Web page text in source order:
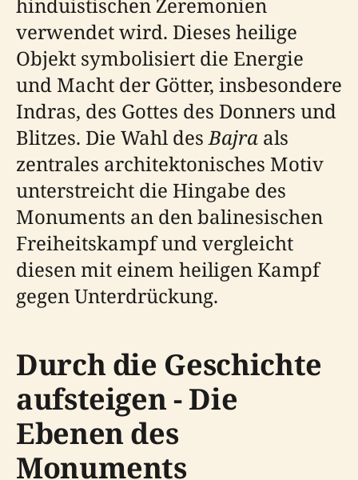
verwendet wird. Dieses heilige
Objekt symbolisiert die Energie
und Macht der Götter, insbesondere
Indras, des Gottes des Donners und
Blitzes. Die Wahl desBajra als
zentrales architektonisches Motiv
unterstreicht die Hingabe des
Monuments an den balinesischen
Freiheitskampf und vergleicht
diesen mit einem heiligen Kampf
gegen Unterdrückung.
Durch die Geschichte
aufsteigen - Die
Ebenen des
Monuments